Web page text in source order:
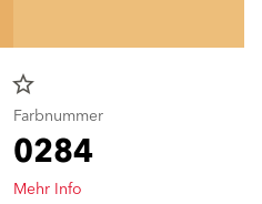
star_border
Farbnummer
0284
Mehr Info